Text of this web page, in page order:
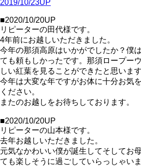
2019/10/23UP
■2020/10/20UP
リピーターの田代様です。
4年前にお越しいただきました。
今年の那須高原はいかがでしたか？僕
ても頼もしかったです。那須ロープー
しい紅葉を見ることができたと思います
今年は大変な年ですがお体に十分お気
ください。
またのお越しをお待ちしております。
■2020/10/20UP
リピーターの山本様です。
去年お越しいただきました。
元気なかわいい僕が誕生してそしてお
ても楽しそうに過ごしていらっしゃい